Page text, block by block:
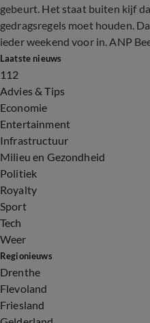
gebeurt. Het staat buiten kijf
gedragsregels moet houden.
ieder weekend voor in. ANP
Laatste nieuws
112
Advies & Tips
Economie
Entertainment
Infrastructuur
Milieu en Gezondheid
Politiek
Royalty
Sport
Tech
Weer
Regionieuws
Drenthe
Flevoland
Friesland